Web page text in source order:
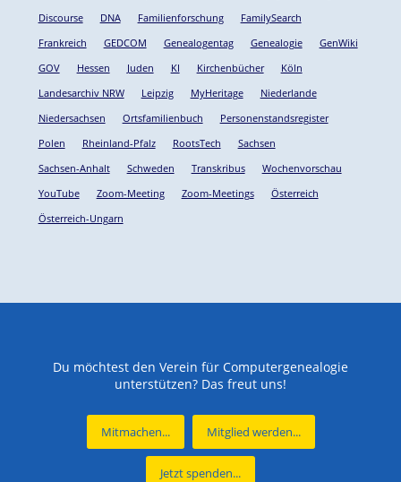
Discourse
DNA Familienforschung
FamilySearch
Frankreich
GEDCOM Genealogentag Genealogie
GenWiki
GOV
Hessen Juden KI Kirchenbücher
Köln
Landesarchiv NRW
Leipzig MyHeritage
Niederlande
Niedersachsen
Ortsfamilienbuch
Personenstandsregister
Polen
Rheinland-Pfalz RootsTech
Sachsen
Sachsen-Anhalt
Schweden Transkribus
Wochenvorschau
YouTube
Zoom-Meeting Zoom-Meetings
Österreich
Österreich-Ungarn
Du möchtest den Verein für Computergenealogie
unterstützen? Das freut uns!
Mitmachen... Mitglied werden...
Jetzt spenden...